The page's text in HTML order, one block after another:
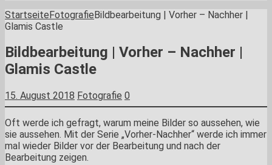
StartseiteFotografieBildbearbeitung | Vorher – Nachher |
Glamis Castle
Bildbearbeitung | Vorher – Nachher |
Glamis Castle
15. August 2018 Fotografie 0
Oft werde ich gefragt, warum meine Bilder so aussehen, wie
sie aussehen. Mit der Serie „Vorher-Nachher“ werde ich immer
mal wieder Bilder vor der Bearbeitung und nach der
Bearbeitung zeigen.